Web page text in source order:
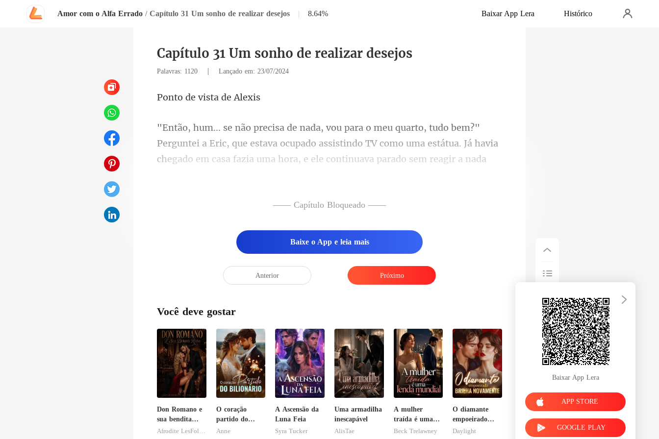
Amor com o Alfa Errado / Capítulo 31 Um sonho de realizar desejos | 8.64% Baixar App Lera Histórico
Capítulo 31 Um sonho de realizar desejos
Palavras: 1120 | Lançado em: 23/07/2024
vista d
ntei a Eric, que estava ocupado assistindo TV como uma estátua. Já havia
chega
ã de futebol. Parece que vo
—— Capítulo Bloqueado ——
Baixe o App e leia mais
Anterior Próximo
Você deve gostar
Don Romano e
sua bendita
ruína
O coração
partido do
bilionário
Anne
A Ascensão da
Luna Feia
Syra Tucker
Uma armadilha
inescapável
AlisTae
A mulher
traída é uma
lenda mundial
Beck Trelawney
O diamante
empoeirado
brilha
Daylight
Baixar App Lera
APP STORE
GOOGLE PLAY